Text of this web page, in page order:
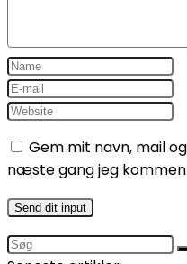
Gem mit navn, mail
næste gang jeg